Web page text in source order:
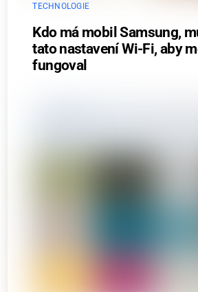
TECHNOLOGIE
Kdo má mobil Samsung,
tato nastavení Wi-Fi, aby
fungoval